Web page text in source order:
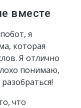
вместе
я
которая
Я отлично
понимаю,
что